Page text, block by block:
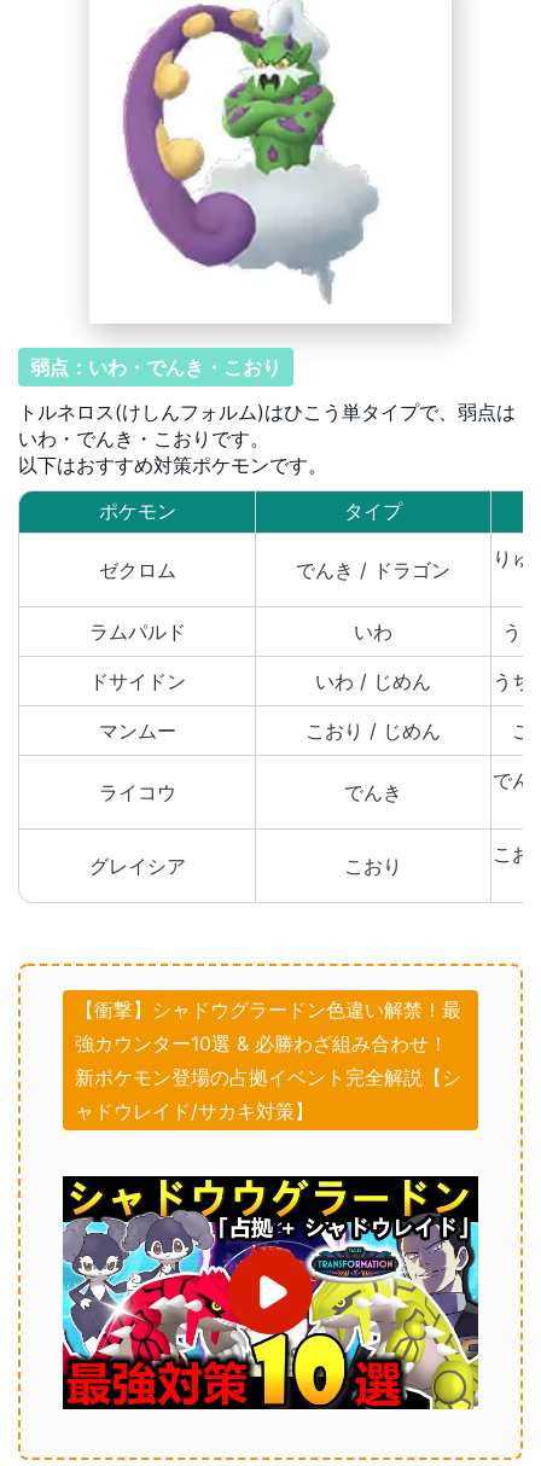
弱点：いわ・でんき・こおり
トルネロス(けしんフォルム)はひこう単タイプで、弱点は
いわ・でんき・こおりです。
以下はおすすめ対策ポケモンです。
ポケモン
タイプ
ゼクロム でんき / ドラゴン りゅ
ラムパルド いわ う
ドサイドン いわ / じめん うち
マンムー こおり / じめん こ
ライコウ でんき でん
グレイシア こおり こお
【衝撃】シャドウグラードン色違い解禁！最
強カウンター10選 & 必勝わざ組み合わせ！
新ポケモン登場の占拠イベント完全解説【シ
ャドウレイド/サカキ対策】